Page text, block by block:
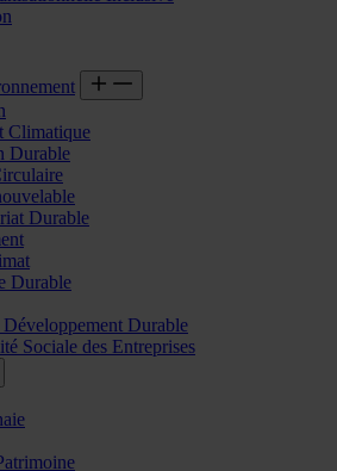
Climatique
Durable
Durable
Durable
Durable
Sociale des Entreprises